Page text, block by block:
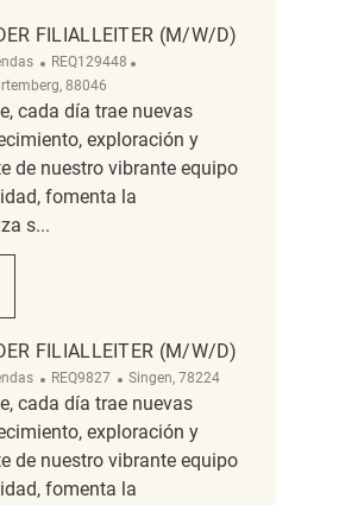
FILIALLEITER (M/W/D)
ReqId
REQ129448
88046
cada día trae nuevas
exploración y
de nuestro vibrante equipo
fomenta la
s...
(m/w/d) REQ129448
Filialleiter (m/w/d)
FILIALLEITER (M/W/D)
ReqId
REQ9827 Ubicación
Singen, 78224
cada día trae nuevas
exploración y
de nuestro vibrante equipo
fomenta la